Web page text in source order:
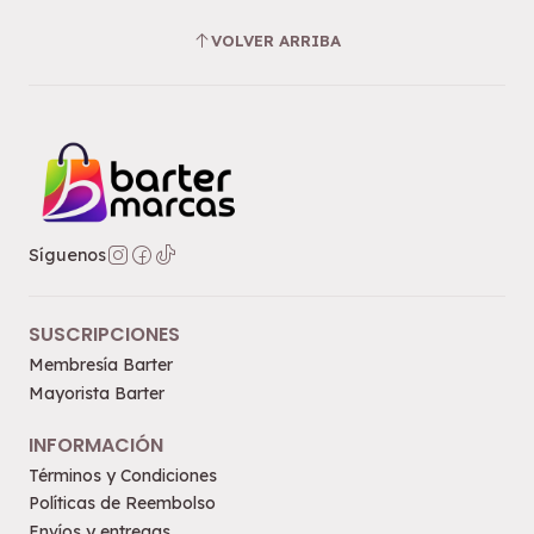
VOLVER ARRIBA
Síguenos
SUSCRIPCIONES
Membresía Barter
Mayorista Barter
INFORMACIÓN
Términos y Condiciones
Políticas de Reembolso